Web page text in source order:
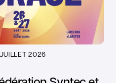
2026